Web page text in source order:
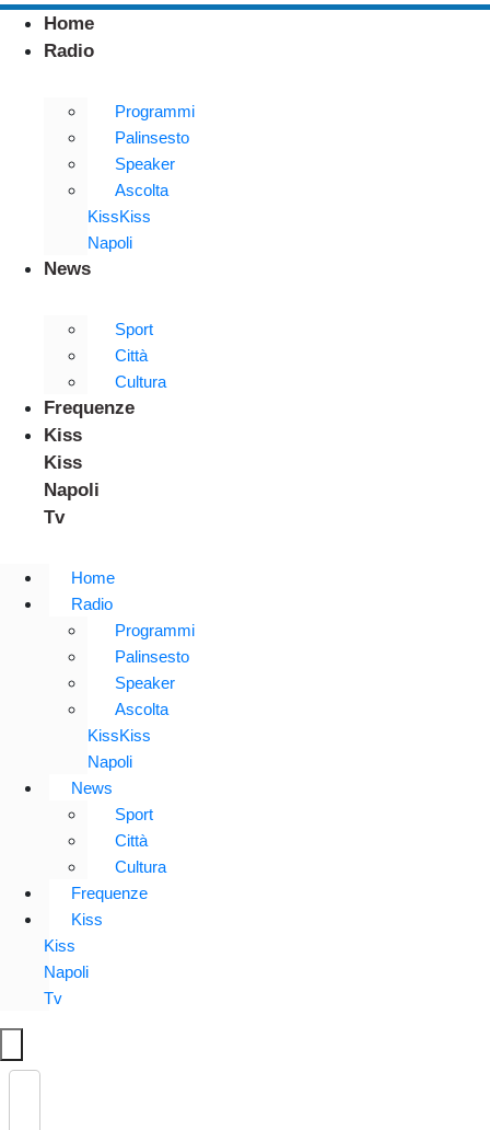
Home
Radio
Programmi
Palinsesto
Speaker
Ascolta
KissKiss
Napoli
News
Sport
Città
Cultura
Frequenze
Kiss
Kiss
Napoli
Tv
Home
Radio
Programmi
Palinsesto
Speaker
Ascolta
KissKiss
Napoli
News
Sport
Città
Cultura
Frequenze
Kiss
Kiss
Napoli
Tv